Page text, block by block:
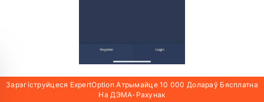
Зарэгіструйцеся ExpertOption Атрымайце 10 000 Долараў Бясплатна
На ДЭМА-Рахунак